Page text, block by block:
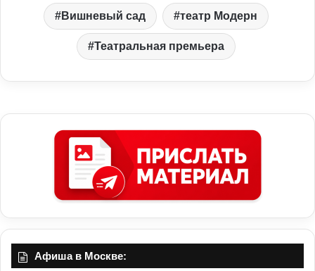
Вишневый сад театр Модерн
Театральная премьера
Афиша в Москве: